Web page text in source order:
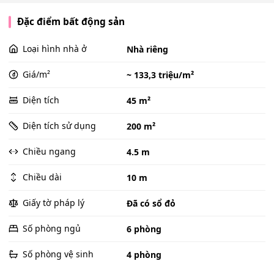
Đặc điểm bất động sản
Loại hình nhà ở Nhà riêng
Giá/m² ~ 133,3 triệu/m²
Diện tích 45 m²
Diện tích sử dụng 200 m²
Chiều ngang 4.5 m
Chiều dài 10 m
Giấy tờ pháp lý Đã có sổ đỏ
Số phòng ngủ 6 phòng
Số phòng vệ sinh 4 phòng